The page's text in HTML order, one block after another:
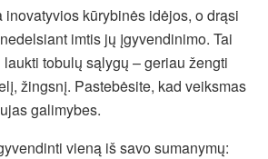
kūrybinės idėjos, o drąsi
imtis jų įgyvendinimo. Tai
tobulų sąlygų – geriau žengti
žingsnį. Pastebėsite, kad veiksmas
galimybes.
vieną iš savo sumanymų: